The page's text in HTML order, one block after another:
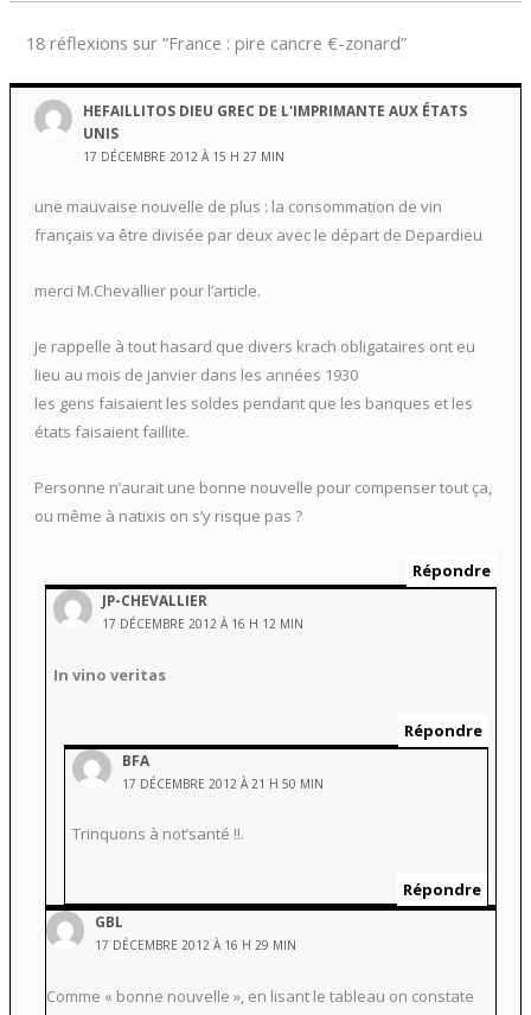
18 réflexions sur “France : pire cancre €-zonard”
HEFAILLITOS DIEU GREC DE L'IMPRIMANTE AUX ÉTATS
UNIS
17 DÉCEMBRE 2012 À 15 H 27 MIN
une mauvaise nouvelle de plus : la consommation de vin
français va être divisée par deux avec le départ de Depardieu
merci M.Chevallier pour l’article.
je rappelle à tout hasard que divers krach obligataires ont eu
lieu au mois de janvier dans les années 1930
les gens faisaient les soldes pendant que les banques et les
états faisaient faillite.
Personne n’aurait une bonne nouvelle pour compenser tout ça,
ou même à natixis on s’y risque pas ?
Répondre
JP-CHEVALLIER
17 DÉCEMBRE 2012 À 16 H 12 MIN
In vino veritas
Répondre
BFA
17 DÉCEMBRE 2012 À 21 H 50 MIN
Trinquons à not’santé !!.
Répondre
GBL
17 DÉCEMBRE 2012 À 16 H 29 MIN
Comme « bonne nouvelle », en lisant le tableau on constate